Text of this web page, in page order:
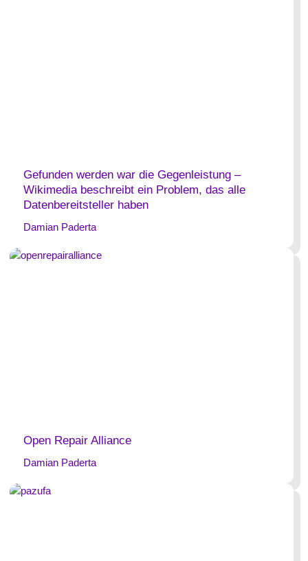
Gefunden werden war die Gegenleistung –
Wikimedia beschreibt ein Problem, das alle
Datenbereitsteller haben
Damian Paderta
Open Repair Alliance
Damian Paderta